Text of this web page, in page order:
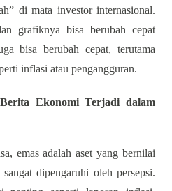
di mata investor internasional.
grafiknya bisa berubah cepat
bisa berubah cepat, terutama
inflasi atau pengangguran.
Ekonomi Terjadi dalam
emas adalah aset yang bernilai
dipengaruhi oleh persepsi.